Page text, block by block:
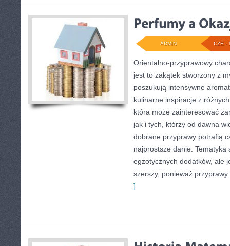
CZE -
ADMIN
Orientalno-przyprawowy
jest to zakątek stworzony z
poszukują intensywne
kulinarne inspiracje z
która może zainteresować
jak i tych, którzy od dawna
dobrane przyprawy potrafią
najprostsze danie. Tematyka
egzotycznych dodatków, ale
szerszy, ponieważ
]